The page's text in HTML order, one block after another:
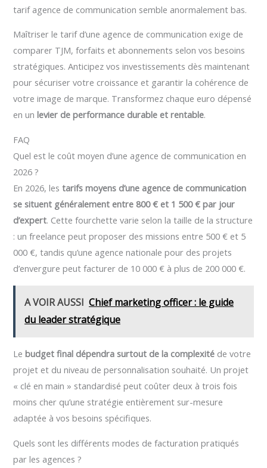
tarif agence de communication semble anormalement bas.
Maîtriser le tarif d’une agence de communication exige de
comparer TJM, forfaits et abonnements selon vos besoins
stratégiques. Anticipez vos investissements dès maintenant
pour sécuriser votre croissance et garantir la cohérence de
votre image de marque. Transformez chaque euro dépensé
en unlevier de performance durable et rentable.
FAQ
Quel est le coût moyen d’une agence de communication en
2026 ?
En 2026, lestarifs moyens d’une agence de communication
se situent généralement entre 800 € et 1 500 € par jour
d’expert. Cette fourchette varie selon la taille de la structure
: un freelance peut proposer des missions entre 500 € et 5
000 €, tandis qu’une agence nationale pour des projets
d’envergure peut facturer de 10 000 € à plus de 200 000 €.
A VOIR AUSSI Chief marketing officer : le guide
du leader stratégique
Lebudget final dépendra surtout de la complexité de votre
projet et du niveau de personnalisation souhaité. Un projet
« clé en main » standardisé peut coûter deux à trois fois
moins cher qu’une stratégie entièrement sur-mesure
adaptée à vos besoins spécifiques.
Quels sont les différents modes de facturation pratiqués
par les agences ?